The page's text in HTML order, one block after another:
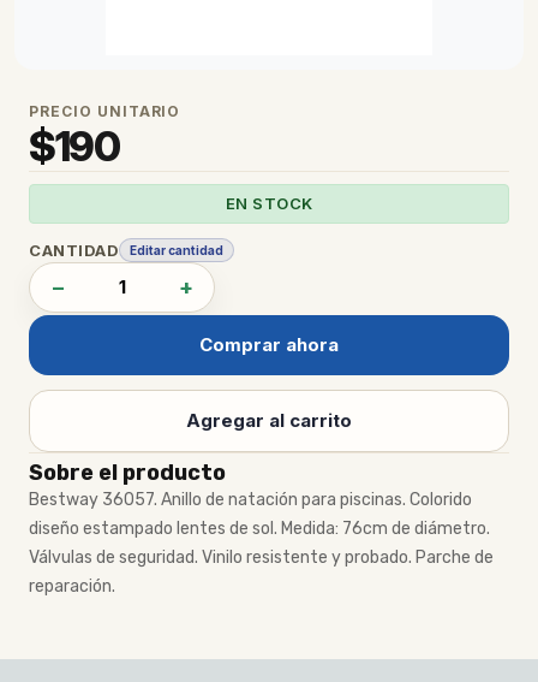
PRECIO UNITARIO
$190
EN STOCK
CANTIDAD Editar cantidad
− +
Comprar ahora
Agregar al carrito
Sobre el producto
Bestway 36057. Anillo de natación para piscinas. Colorido
diseño estampado lentes de sol. Medida: 76cm de diámetro.
Válvulas de seguridad. Vinilo resistente y probado. Parche de
reparación.